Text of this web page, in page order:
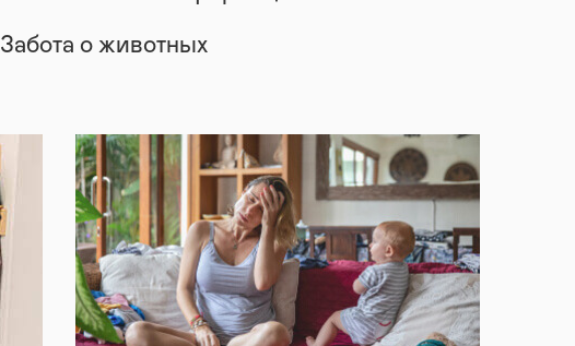
Забота о животных